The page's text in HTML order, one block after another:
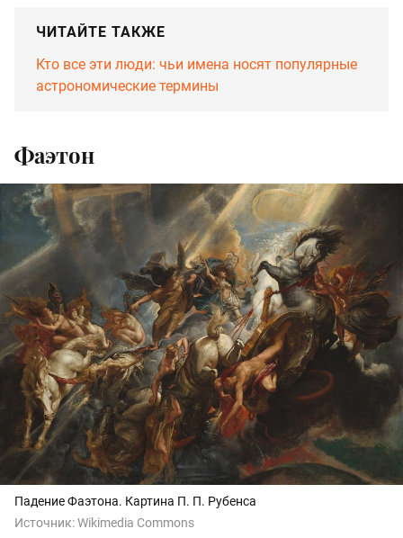
ЧИТАЙТЕ ТАКЖЕ
Кто все эти люди: чьи имена носят популярные
астрономические термины
Фаэтон
Падение Фаэтона. Картина П. П. Рубенса
Источник:Wikimedia Commons